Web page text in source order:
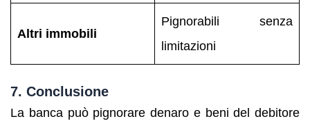
Altri immobili
Pignorabili senza
limitazioni
7. Conclusione
La banca può pignorare denaro e beni del debitore